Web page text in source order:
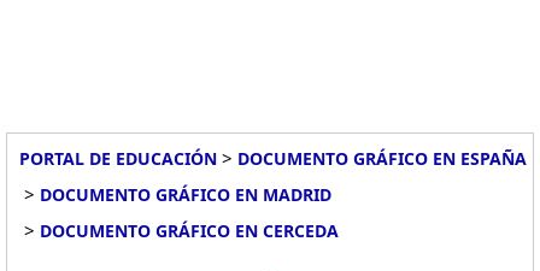
PORTAL DE EDUCACIÓN > DOCUMENTO GRÁFICO EN ESPAÑA
> DOCUMENTO GRÁFICO EN MADRID
> DOCUMENTO GRÁFICO EN CERCEDA